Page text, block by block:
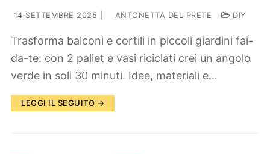
14 SETTEMBRE 2025 ANTONETTA DEL PRETE DIY
Trasforma balconi e cortili in piccoli giardini fai-
da-te: con 2 pallet e vasi riciclati crei un angolo
verde in soli 30 minuti. Idee, materiali e…
LEGGI IL SEGUITO →